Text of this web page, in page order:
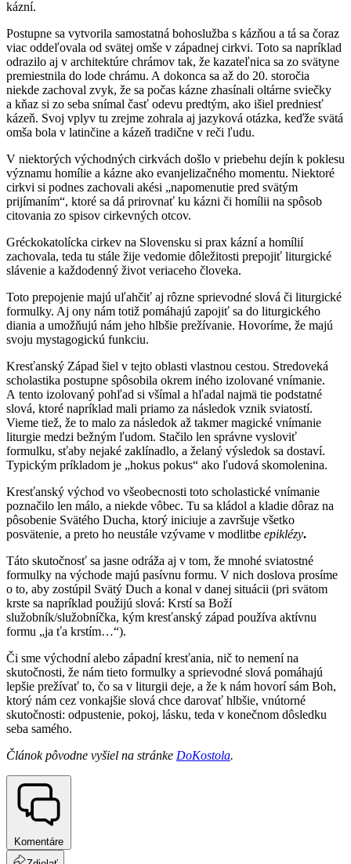
kázní.
Postupne sa vytvorila samostatná bohoslužba s kázňou a tá sa čoraz
viac oddeľovala od svätej omše v západnej cirkvi. Toto sa napríklad
odrazilo aj v architektúre chrámov tak, že kazateľnica sa zo svätyne
premiestnila do lode chrámu. A dokonca sa až do 20. storočia
niekde zachoval zvyk, že sa počas kázne zhasínali oltárne sviečky
a kňaz si zo seba snímal časť odevu predtým, ako išiel predniesť
kázeň. Svoj vplyv tu zrejme zohrala aj jazyková otázka, keďže svätá
omša bola v latinčine a kázeň tradične v reči ľudu.
V niektorých východných cirkvách došlo v priebehu dejín k poklesu
významu homílie a kázne ako evanjelizačného momentu. Niektoré
cirkvi si podnes zachovali akési „napomenutie pred svätým
prijímaním“, ktoré sa dá prirovnať ku kázni či homílii na spôsob
citovania zo spisov cirkevných otcov.
Gréckokatolícka cirkev na Slovensku si prax kázní a homílií
zachovala, teda tu stále žije vedomie dôležitosti prepojiť liturgické
slávenie a každodenný život veriaceho človeka.
Toto prepojenie majú uľahčiť aj rôzne sprievodné slová či liturgické
formulky. Aj ony nám totiž pomáhajú zapojiť sa do liturgického
diania a umožňujú nám jeho hlbšie prežívanie. Hovoríme, že majú
svoju mystagogickú funkciu.
Kresťanský Západ šiel v tejto oblasti vlastnou cestou. Stredoveká
scholastika postupne spôsobila okrem iného izolované vnímanie.
A tento izolovaný pohľad si všímal a hľadal najmä tie podstatné
slová, ktoré napríklad mali priamo za následok vznik sviatostí.
Vieme tiež, že to malo za následok až takmer magické vnímanie
liturgie medzi bežným ľudom. Stačilo len správne vysloviť
formulku, sťaby nejaké zaklínadlo, a želaný výsledok sa dostaví.
Typickým príkladom je „hokus pokus“ ako ľudová skomolenina.
Kresťanský východ vo všeobecnosti toto scholastické vnímanie
poznačilo len málo, a niekde vôbec. Tu sa kládol a kladie dôraz na
pôsobenie Svätého Ducha, ktorý iniciuje a završuje všetko
posvätenie, a preto ho neustále vzývame v modlitbe epiklézy.
Táto skutočnosť sa jasne odráža aj v tom, že mnohé sviatostné
formulky na východe majú pasívnu formu. V nich doslova prosíme
o to, aby zostúpil Svätý Duch a konal v danej situácii (pri svätom
krste sa napríklad použijú slová: Krstí sa Boží
služobník/služobníčka, kým kresťanský západ používa aktívnu
formu „ja ťa krstím…“).
Či sme východní alebo západní kresťania, nič to nemení na
skutočnosti, že nám tieto formulky a sprievodné slová pomáhajú
lepšie prežívať to, čo sa v liturgii deje, a že k nám hovorí sám Boh,
ktorý nám cez vonkajšie slová chce darovať hlbšie, vnútorné
skutočnosti: odpustenie, pokoj, lásku, teda v konečnom dôsledku
seba samého.
Článok pôvodne vyšiel na stránke DoKostola.
Komentáre